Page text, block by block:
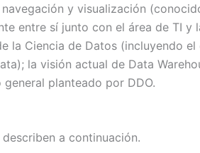
y visualización
entre sí junto con el área de TI y
la Ciencia de Datos (incluyendo
la visión actual de Data
planteado por DDO.
a continuación.